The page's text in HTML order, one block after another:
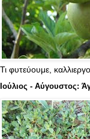
Τι φυτεύουμε,
Ιούλιος - Αύγουστος: